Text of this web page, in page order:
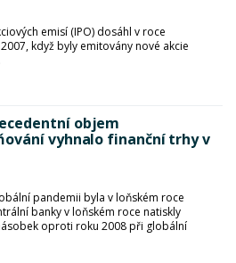
emisí (IPO) dosáhl v roce
když byly emitovány nové akcie
objem
vyhnalo finanční trhy v
pandemii byla v loňském roce
banky v loňském roce natiskly
oproti roku 2008 při globální